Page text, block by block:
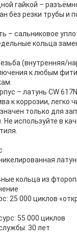
гайкой –
без резки трубы и
– сальниковое
кольца
(внутренняя/
к любым
– латунь CW
к коррозии, легко
только для
используйте в
кольца из
25 000 циклов
55 000 циклов
30 лет